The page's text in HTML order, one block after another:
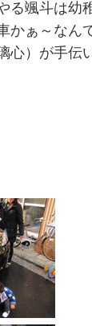
る颯斗は幼
かぁ～なん
心）が手伝